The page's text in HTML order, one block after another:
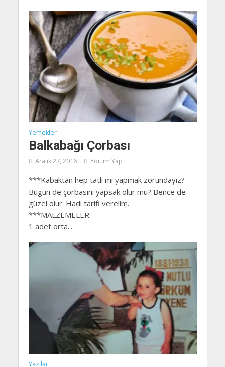
Yemekler
Balkabağı Çorbası
Aralık 27, 2016 Yorum Yap
***Kabaktan hep tatlı mı yapmak zorundayız?
Bugün de çorbasını yapsak olur mu? Bence de
güzel olur. Hadi tarifi verelim.
***MALZEMELER:
1 adet orta...
Yazılar